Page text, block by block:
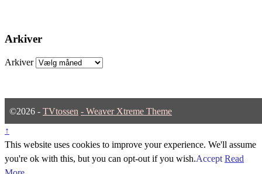
Arkiver
Arkiver
©2026 - TVtossen - Weaver Xtreme Theme
↑
This website uses cookies to improve your experience. We'll assume
you're ok with this, but you can opt-out if you wish.Accept Read